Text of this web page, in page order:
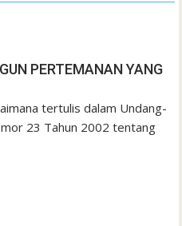
PERTEMANAN YANG
tertulis dalam Undang-
23 Tahun 2002 tentang